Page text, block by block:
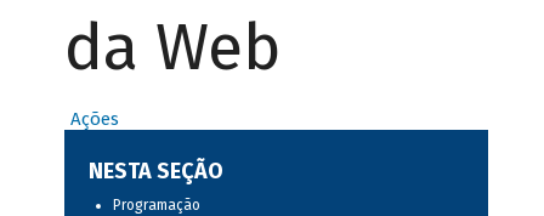
da Web
Ações
NESTA SEÇÃO
Programação